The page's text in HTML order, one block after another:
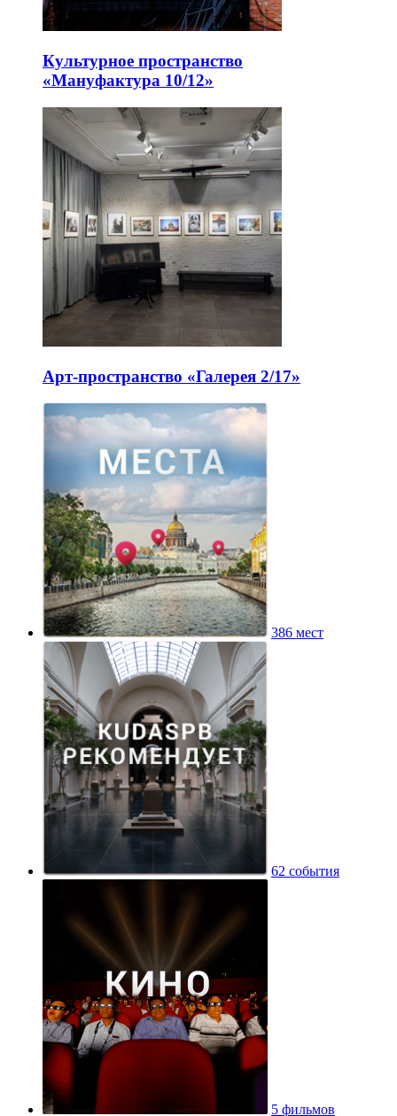
Культурное пространство
«Мануфактура 10/12»
Арт-пространство «Галерея 2/17»
386 мест
62 события
5 фильмов